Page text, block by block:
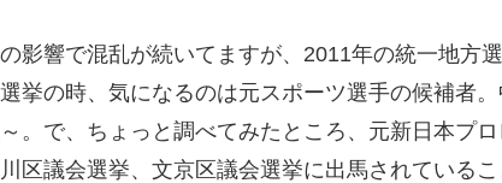
影響で混乱が続いてますが、2011年の統一地方
挙の時、気になるのは元スポーツ選手の候補者
。で、ちょっと調べてみたところ、元新日本プ
区議会選挙、文京区議会選挙に出馬されているこ